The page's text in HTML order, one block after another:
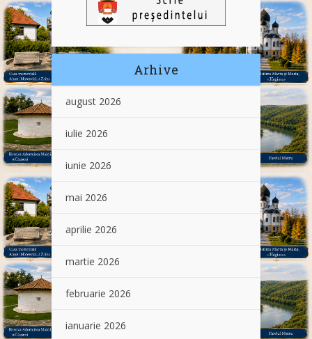
Arhive
august 2026
iulie 2026
iunie 2026
mai 2026
aprilie 2026
martie 2026
februarie 2026
ianuarie 2026